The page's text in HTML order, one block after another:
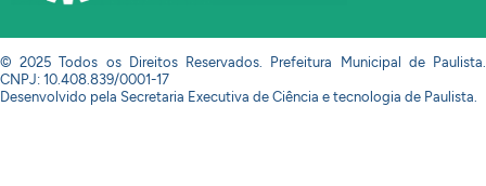
© 2025 Todos os Direitos Reservados. Prefeitura Municipal de Paulista.
CNPJ: 10.408.839/0001-17
Desenvolvido pela Secretaria Executiva de Ciência e tecnologia de Paulista.